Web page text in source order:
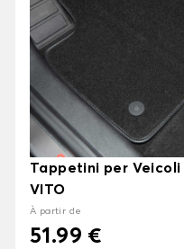
Tappetini per Veicoli
VITO
À partir de
51.99 €